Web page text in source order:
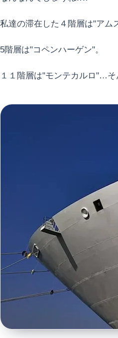
私達の滞在した４階層は"アム
5階層は"コペンハーゲン"。
１１階層は"モンテカルロ"…